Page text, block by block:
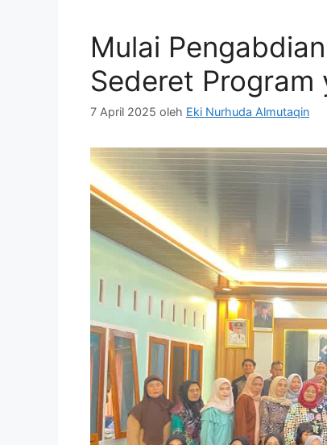
Mulai
Sederet Program
7 April 2025 oleh Eki Nurhuda Almutaqin